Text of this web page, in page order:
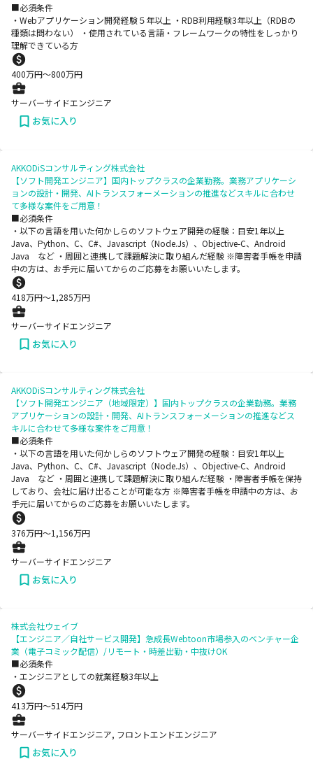
■必須条件
・Webアプリケーション開発経験５年以上 ・RDB利用経験3年以上（RDBの
種類は問わない） ・使用されている言語・フレームワークの特性をしっかり
理解できている方
400万円〜800万円
サーバーサイドエンジニア
お気に入り
AKKODiSコンサルティング株式会社
【ソフト開発エンジニア】国内トップクラスの企業勤務。業務アプリケーシ
ョンの設計・開発、AIトランスフォーメーションの推進などスキルに合わせ
て多様な案件をご用意！
■必須条件
・以下の言語を用いた何かしらのソフトウェア開発の経験：目安1年以上
Java、Python、C、C#、Javascript（Node.Js）、Objective-C、Android
Java など ・周囲と連携して課題解決に取り組んだ経験 ※障害者手帳を申請
中の方は、お手元に届いてからのご応募をお願いいたします。
418万円〜1,285万円
サーバーサイドエンジニア
お気に入り
AKKODiSコンサルティング株式会社
【ソフト開発エンジニア（地域限定）】国内トップクラスの企業勤務。業務
アプリケーションの設計・開発、AIトランスフォーメーションの推進などス
キルに合わせて多様な案件をご用意！
■必須条件
・以下の言語を用いた何かしらのソフトウェア開発の経験：目安1年以上
Java、Python、C、C#、Javascript（Node.Js）、Objective-C、Android
Java など ・周囲と連携して課題解決に取り組んだ経験 ・障害者手帳を保持
しており、会社に届け出ることが可能な方 ※障害者手帳を申請中の方は、お
手元に届いてからのご応募をお願いいたします。
376万円〜1,156万円
サーバーサイドエンジニア
お気に入り
株式会社ウェイブ
【エンジニア／自社サービス開発】急成長Webtoon市場参入のベンチャー企
業（電子コミック配信）/リモート・時差出勤・中抜けOK
■必須条件
・エンジニアとしての就業経験3年以上
413万円〜514万円
サーバーサイドエンジニア, フロントエンドエンジニア
お気に入り